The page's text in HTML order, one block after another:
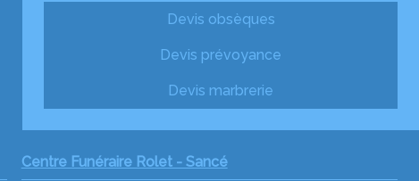
Devis obsèques
Devis prévoyance
Devis marbrerie
Centre Funéraire Rolet - Sancé